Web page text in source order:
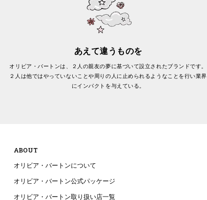
あえて違うものを
オリビア・バートンは、２人の親友の夢に基づいて設立されたブランドです。
２人は他ではやっていないことや周りの人に止められるようなことを行い業界
にインパクトを与えている。
ABOUT
オリビア・バートンについて
オリビア・バートン公式パッケージ
オリビア・バートン取り扱い店一覧